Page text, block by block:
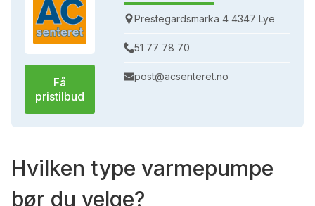
Få
pristilbud
Prestegardsmarka 4 4347 Lye
51 77 78 70
post@acsenteret.no
Hvilken type varmepumpe
bør du velge?